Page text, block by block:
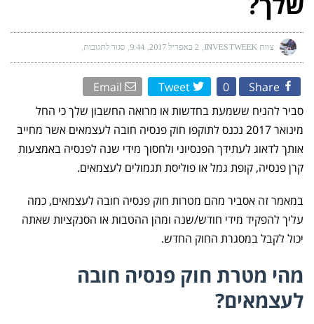
צוות INVESTWEEK 2 באפריל 2017 9:44 סגור לתגובותעל
פנסיה
לעצמאים
לאן
מפקידים,
כמה
ואיך
את
ההטבות
שלך?
Share
0
Tweet
Email
סביר להניח ששמעת בחדשות או מרואה החשבון שלך כי החל
מינואר 2017 נכנס לתוקפו חוק פנסיה חובה לעצמאים אשר מחייב
אותך לדאוג לעתידך הפנסיוני ולחסוך מידי שנה לפנסיה באמצעות
קרן פנסיה, קופת גמל או פוליסת תגמולים לעצמאים.
במאמר זה אסביר מהם מטרות חוק פנסיה חובה לעצמאים, כמה
עליך להפקיד מידי חודש/שנה ומהן ההטבות או הסנקציות שאתה
יכול לקבל במסגרת החוק החדש.
מהי מטרת חוק פנסיה חובה
לעצמאים?